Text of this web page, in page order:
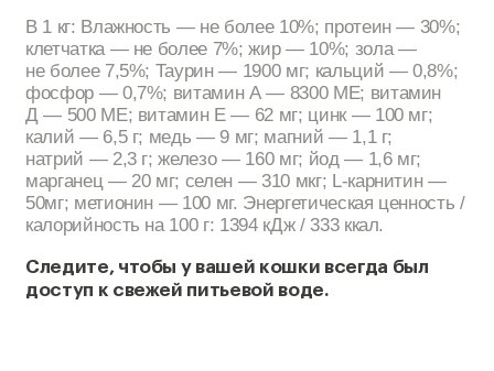
В 1 кг: Влажность — не более 10%; протеин — 30%;
клетчатка — не более 7%; жир — 10%; зола —
не более 7,5%; Таурин — 1900 мг; кальций — 0,8%;
фосфор — 0,7%; витамин А — 8300 МЕ; витамин
Д — 500 МЕ; витамин Е — 62 мг; цинк — 100 мг;
калий — 6,5 г; медь — 9 мг; магний — 1,1 г;
натрий — 2,3 г; железо — 160 мг; йод — 1,6 мг;
марганец — 20 мг; селен — 310 мкг; L-карнитин —
50мг; метионин — 100 мг. Энергетическая ценность /
калорийность на 100 г: 1394 кДж / 333 ккал.
Следите, чтобы у вашей кошки всегда был
доступ к свежей питьевой воде.